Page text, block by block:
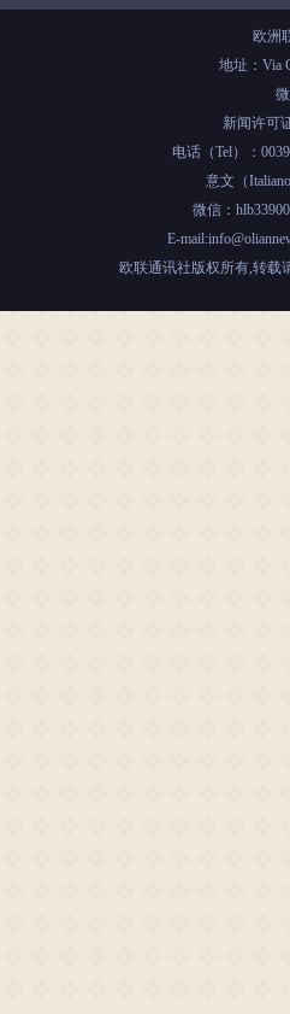
欧洲
地址：Via
新闻许可
电话（Tel）：
意文（
微信：
E-
欧联通讯社版权所有,转载